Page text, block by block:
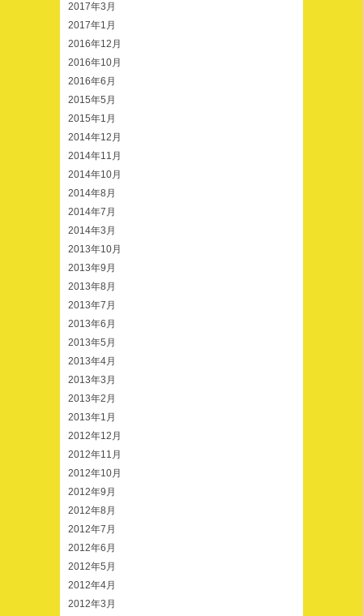
2017年3月
2017年1月
2016年12月
2016年10月
2016年6月
2015年5月
2015年1月
2014年12月
2014年11月
2014年10月
2014年8月
2014年7月
2014年3月
2013年10月
2013年9月
2013年8月
2013年7月
2013年6月
2013年5月
2013年4月
2013年3月
2013年2月
2013年1月
2012年12月
2012年11月
2012年10月
2012年9月
2012年8月
2012年7月
2012年6月
2012年5月
2012年4月
2012年3月